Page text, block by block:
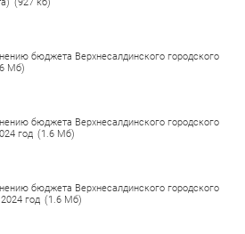
бюджета Верхнесалдинского городского
Мб)
бюджета Верхнесалдинского городского
год (1.6 Мб)
бюджета Верхнесалдинского городского
год (1.6 Мб)